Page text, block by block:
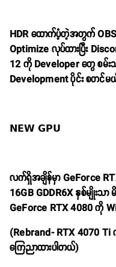
HDR ထောက်ပံ့တဲ့အတွက်
Optimize လုပ်ထားပြီး
12 ကို Developer တွေ စ
Development ပိုင်း စတင်
𝗡𝗘𝗪 𝗚𝗣𝗨
လက်ရှိအချိန်မှာ GeForce
16GB GDDR6X နှစ်မျိုးသ
GeForce RTX 4080 ကို
(Rebrand- RTX 4070 Ti
ကြေညာထားပါတယ်)